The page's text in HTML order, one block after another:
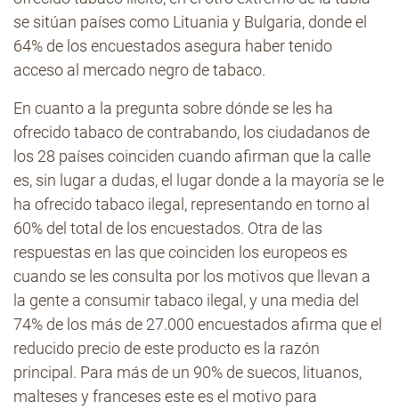
se sitúan países como Lituania y Bulgaria, donde el
64% de los encuestados asegura haber tenido
acceso al mercado negro de tabaco.
En cuanto a la pregunta sobre dónde se les ha
ofrecido tabaco de contrabando, los ciudadanos de
los 28 países coinciden cuando afirman que la calle
es, sin lugar a dudas, el lugar donde a la mayoría se le
ha ofrecido tabaco ilegal, representando en torno al
60% del total de los encuestados. Otra de las
respuestas en las que coinciden los europeos es
cuando se les consulta por los motivos que llevan a
la gente a consumir tabaco ilegal, y una media del
74% de los más de 27.000 encuestados afirma que el
reducido precio de este producto es la razón
principal. Para más de un 90% de suecos, lituanos,
malteses y franceses este es el motivo para